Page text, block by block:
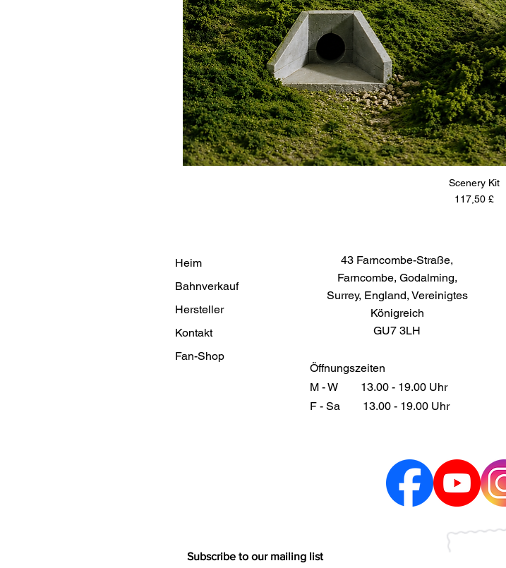
Scenery Kit
Preis
117,50 £
Heim
Bahnverkauf
Hersteller
Kontakt
Fan-Shop
43 Farncombe-Straße,
Farncombe, Godalming,
Surrey, England, Vereinigtes
Königreich
GU7 3LH
Öffnungszeiten
M - W
13.00 - 19.00 Uhr
F - Sa
13.00 - 19.00 Uhr
Subscribe to our mailing list